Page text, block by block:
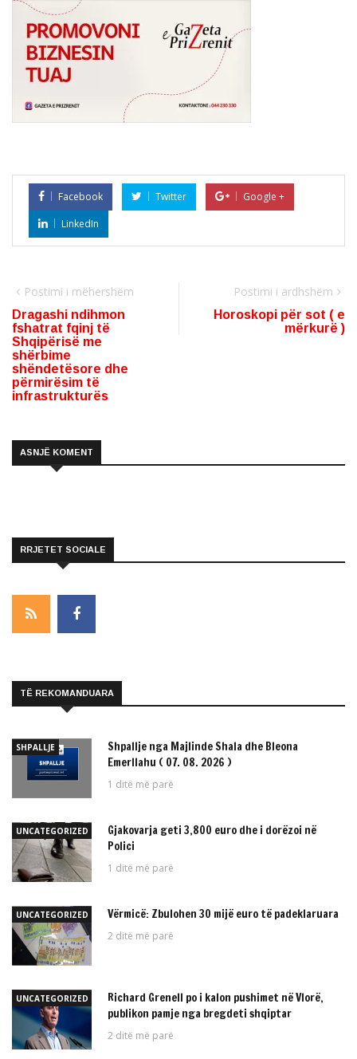
Facebook Twitter
Google +
LinkedIn
Postimi i mëhershëm
Dragashi ndihmon
fshatrat fqinj të
Shqipërisë me
shërbime
shëndetësore dhe
përmirësim të
infrastrukturës
Postimi i ardhshëm
Horoskopi për sot ( e
mërkurë )
ASNJË KOMENT
RRJETET SOCIALE
TË REKOMANDUARA
SHPALLJE
Shpallje nga Majlinde Shala dhe Bleona
Emerllahu ( 07. 08. 2026 )
1 ditë më parë
UNCATEGORIZED
Gjakovarja geti 3,800 euro dhe i dorëzoi në
Polici
1 ditë më parë
UNCATEGORIZED Vërmicë: Zbulohen 30 mijë euro të padeklaruara
2 ditë më parë
UNCATEGORIZED
Richard Grenell po i kalon pushimet në Vlorë,
publikon pamje nga bregdeti shqiptar
2 ditë më parë